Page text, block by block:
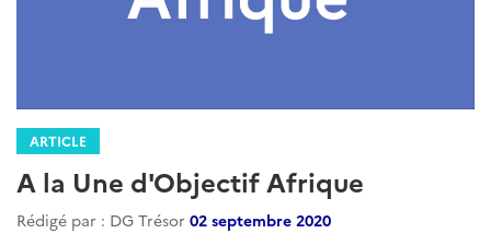
ARTICLE
A la Une d'Objectif Afrique
Rédigé par : DG Trésor 02 septembre 2020